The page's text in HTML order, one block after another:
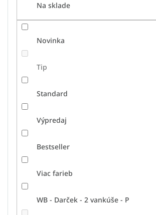
Na sklade
Novinka
Tip
Standard
Výpredaj
Bestseller
Viac farieb
WB - Darček - 2 vankúše - P